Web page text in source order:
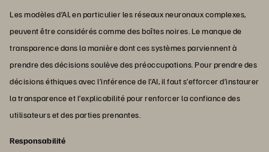
Les modèles d’AI, en particulier les réseaux neuronaux complexes,
peuvent être considérés comme des boîtes noires. Le manque de
transparence dans la manière dont ces systèmes parviennent à
prendre des décisions soulève des préoccupations. Pour prendre des
décisions éthiques avec l’inférence de l’AI, il faut s’efforcer d’instaurer
la transparence et l’explicabilité pour renforcer la confiance des
utilisateurs et des parties prenantes.
Responsabilité